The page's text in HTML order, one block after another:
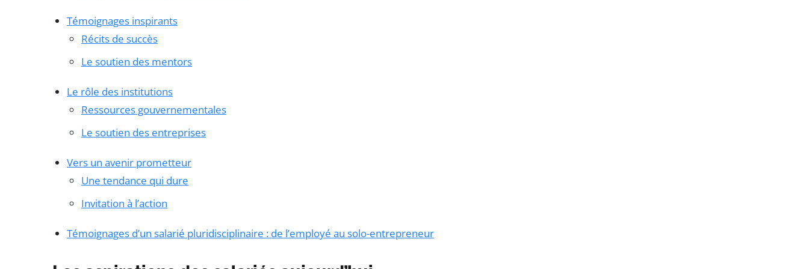
Témoignages inspirants
Récits de succès
Le soutien des mentors
Le rôle des institutions
Ressources gouvernementales
Le soutien des entreprises
Vers un avenir prometteur
Une tendance qui dure
Invitation à l’action
Témoignages d’un salarié pluridisciplinaire : de l’employé au solo-entrepreneur